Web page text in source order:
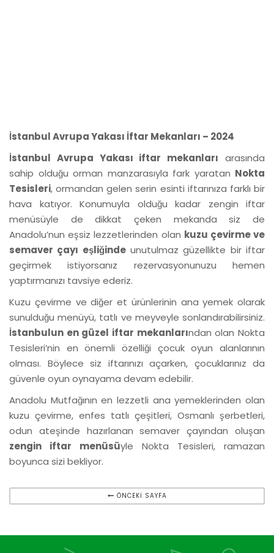
İstanbul Avrupa Yakası İftar Mekanları – 2024
İstanbul Avrupa Yakası iftar mekanları arasında
sahip olduğu orman manzarasıyla fark yaratan Nokta
Tesisleri, ormandan gelen serin esinti iftarınıza farklı bir
hava katıyor. Konumuyla olduğu kadar zengin iftar
menüsüyle de dikkat çeken mekanda siz de
Anadolu’nun eşsiz lezzetlerinden olan kuzu çevirme ve
semaver çayı eşliğindeunutulmaz güzellikte bir iftar
geçirmek istiyorsanız rezervasyonunuzu hemen
yaptırmanızı tavsiye ederiz.
Kuzu çevirme ve diğer et ürünlerinin ana yemek olarak
sunulduğu menüyü, tatlı ve meyveyle sonlandırabilirsiniz.
İstanbulun en güzel iftar mekanlarından olan Nokta
Tesisleri’nin en önemli özelliği çocuk oyun alanlarının
olması. Böylece siz iftarınızı açarken, çocuklarınız da
güvenle oyun oynayama devam edebilir.
Anadolu Mutfağının en lezzetli ana yemeklerinden olan
kuzu çevirme, enfes tatlı çeşitleri, Osmanlı şerbetleri,
odun ateşinde hazırlanan semaver çayından oluşan
zengin iftar menüsüyle Nokta Tesisleri, ramazan
boyunca sizi bekliyor.
ÖNCEKİ SAYFA